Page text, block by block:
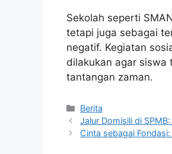
Sekolah seperti
tetapi juga sebagai
negatif. Kegiatan
dilakukan agar siswa
tantangan zaman.
Kategori
Berita
Jalur Domisili di
Cinta sebagai